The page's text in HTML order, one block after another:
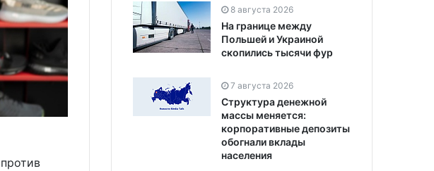
8 августа 2026
На границе между
Польшей и Украиной
скопились тысячи фур
7 августа 2026
Структура денежной
массы меняется:
корпоративные депозиты
обогнали вклады
населения